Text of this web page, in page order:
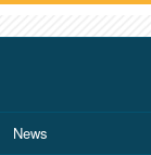
News